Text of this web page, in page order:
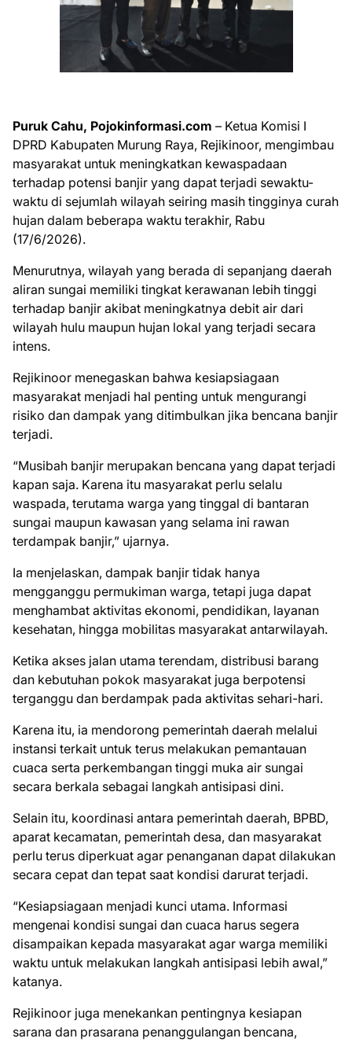
Puruk Cahu, Pojokinformasi.com – Ketua Komisi I
DPRD Kabupaten Murung Raya, Rejikinoor, mengimbau
masyarakat untuk meningkatkan kewaspadaan
terhadap potensi banjir yang dapat terjadi sewaktu-
waktu di sejumlah wilayah seiring masih tingginya curah
hujan dalam beberapa waktu terakhir, Rabu
(17/6/2026).
Menurutnya, wilayah yang berada di sepanjang daerah
aliran sungai memiliki tingkat kerawanan lebih tinggi
terhadap banjir akibat meningkatnya debit air dari
wilayah hulu maupun hujan lokal yang terjadi secara
intens.
Rejikinoor menegaskan bahwa kesiapsiagaan
masyarakat menjadi hal penting untuk mengurangi
risiko dan dampak yang ditimbulkan jika bencana banjir
terjadi.
“Musibah banjir merupakan bencana yang dapat terjadi
kapan saja. Karena itu masyarakat perlu selalu
waspada, terutama warga yang tinggal di bantaran
sungai maupun kawasan yang selama ini rawan
terdampak banjir,” ujarnya.
Ia menjelaskan, dampak banjir tidak hanya
mengganggu permukiman warga, tetapi juga dapat
menghambat aktivitas ekonomi, pendidikan, layanan
kesehatan, hingga mobilitas masyarakat antarwilayah.
Ketika akses jalan utama terendam, distribusi barang
dan kebutuhan pokok masyarakat juga berpotensi
terganggu dan berdampak pada aktivitas sehari-hari.
Karena itu, ia mendorong pemerintah daerah melalui
instansi terkait untuk terus melakukan pemantauan
cuaca serta perkembangan tinggi muka air sungai
secara berkala sebagai langkah antisipasi dini.
Selain itu, koordinasi antara pemerintah daerah, BPBD,
aparat kecamatan, pemerintah desa, dan masyarakat
perlu terus diperkuat agar penanganan dapat dilakukan
secara cepat dan tepat saat kondisi darurat terjadi.
“Kesiapsiagaan menjadi kunci utama. Informasi
mengenai kondisi sungai dan cuaca harus segera
disampaikan kepada masyarakat agar warga memiliki
waktu untuk melakukan langkah antisipasi lebih awal,”
katanya.
Rejikinoor juga menekankan pentingnya kesiapan
sarana dan prasarana penanggulangan bencana,